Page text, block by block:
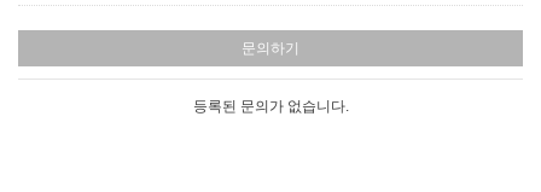
문의하기
등록된 문의가 없습니다.